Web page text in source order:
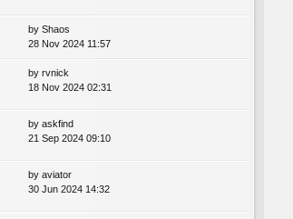
by Shaos
28 Nov 2024 11:57
by rvnick
18 Nov 2024 02:31
by askfind
21 Sep 2024 09:10
by aviator
30 Jun 2024 14:32